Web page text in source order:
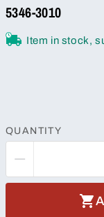
5346-3010
Item in stock,
QUANTITY